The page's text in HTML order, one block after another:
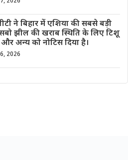
ने बिहार में एशिया की सबसे बड़ी
झील की खराब स्थिति के लिए टिशू
अन्य को नोटिस दिया है।
2026